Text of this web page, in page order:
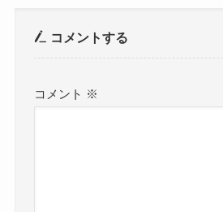
コメントする
コメント ※